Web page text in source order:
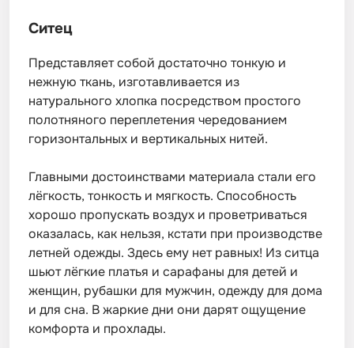
Ситец
Представляет собой достаточно тонкую и
нежную ткань, изготавливается из
натурального хлопка посредством простого
полотняного переплетения чередованием
горизонтальных и вертикальных нитей.
Главными достоинствами материала стали его
лёгкость, тонкость и мягкость. Способность
хорошо пропускать воздух и проветриваться
оказалась, как нельзя, кстати при производстве
летней одежды. Здесь ему нет равных! Из ситца
шьют лёгкие платья и сарафаны для детей и
женщин, рубашки для мужчин, одежду для дома
и для сна. В жаркие дни они дарят ощущение
комфорта и прохлады.